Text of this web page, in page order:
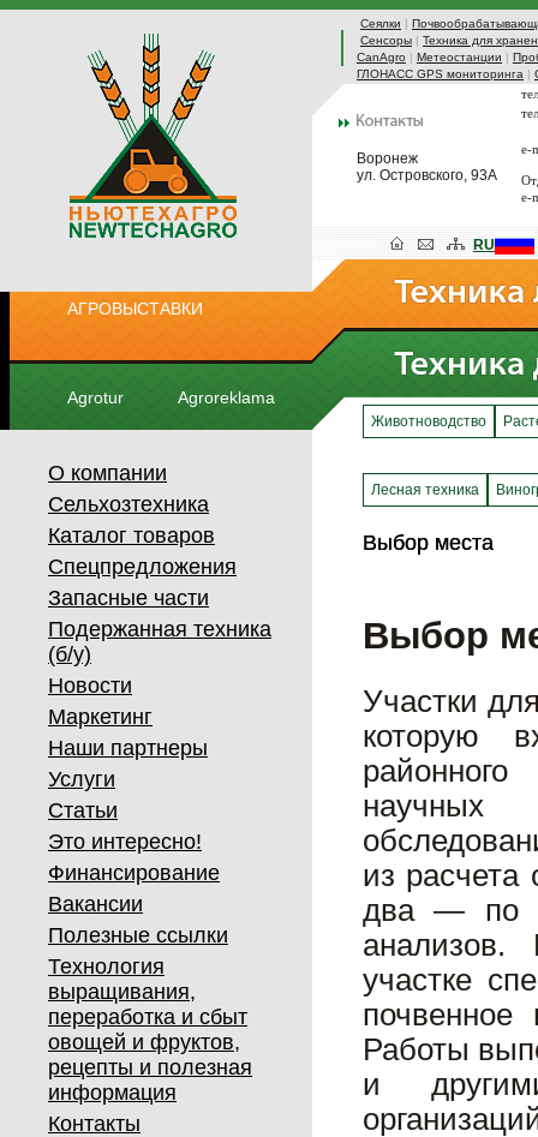
Сеялки |
Сенсоры | Техника для
CanAgro | Метеостанции |
ГЛОНАСС GPS мониторинга |
Воронеж
ул. Островского, 93А
e-
e-
АГРОВЫСТАВКИ
Agrotur Agroreklama
RU
О компании
Сельхозтехника
Каталог товаров
Спецпредложения
Запасные части
Подержанная техника
(б/у)
Новости
Маркетинг
Наши партнеры
Услуги
Статьи
Это интересно!
Финансирование
Вакансии
Полезные ссылки
Технология
выращивания,
переработка и сбыт
овощей и фруктов,
рецепты и полезная
информация
Контакты
Животноводство
Лесная техника
Выбор места
Выбор места
Выбор
Участки
которую
научных
из расчета
два — по
анализов.
участке
Работы
и